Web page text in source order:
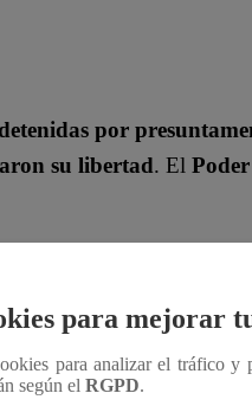
por
su libertad. El
de Lima Norte, en
el rol de Tomás
la mesa 061020 del
de sufragio. La
para mejorar
para analizar el tráfico y
según el RGPD.